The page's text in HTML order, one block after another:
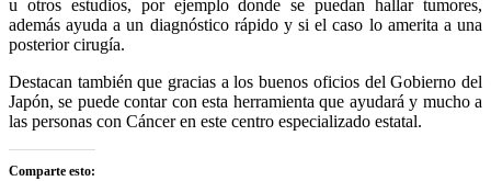
u otros estudios, por ejemplo donde se puedan hallar tumores,
además ayuda a un diagnóstico rápido y si el caso lo amerita a una
posterior cirugía.
Destacan también que gracias a los buenos oficios del Gobierno del
Japón, se puede contar con esta herramienta que ayudará y mucho a
las personas con Cáncer en este centro especializado estatal.
Comparte esto: